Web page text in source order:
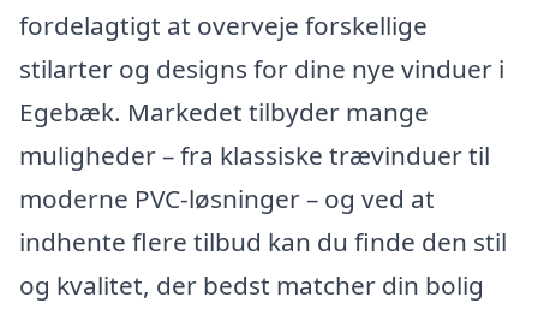
fordelagtigt at overveje forskellige
stilarter og designs for dine nye vinduer i
Egebæk. Markedet tilbyder mange
muligheder – fra klassiske trævinduer til
moderne PVC-løsninger – og ved at
indhente flere tilbud kan du finde den stil
og kvalitet, der bedst matcher din bolig